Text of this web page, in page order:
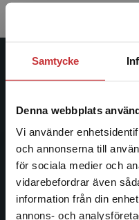
Samtycke
Denna webbplats
Vi använder
och annonserna till
för sociala medier och
vidarebefordrar även
information från din
annons- och
Studentlitteratur
facklitteratur,
informationstjänster i
längs hela kunskapsresan.
Kontakta oss